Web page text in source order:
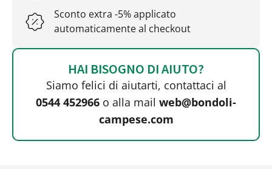
Sconto extra -5% applicato
automaticamente al checkout
HAI BISOGNO DI AIUTO?
Siamo felici di aiutarti, contattaci al
0544 452966 o alla mail web@bondoli-
campese.com